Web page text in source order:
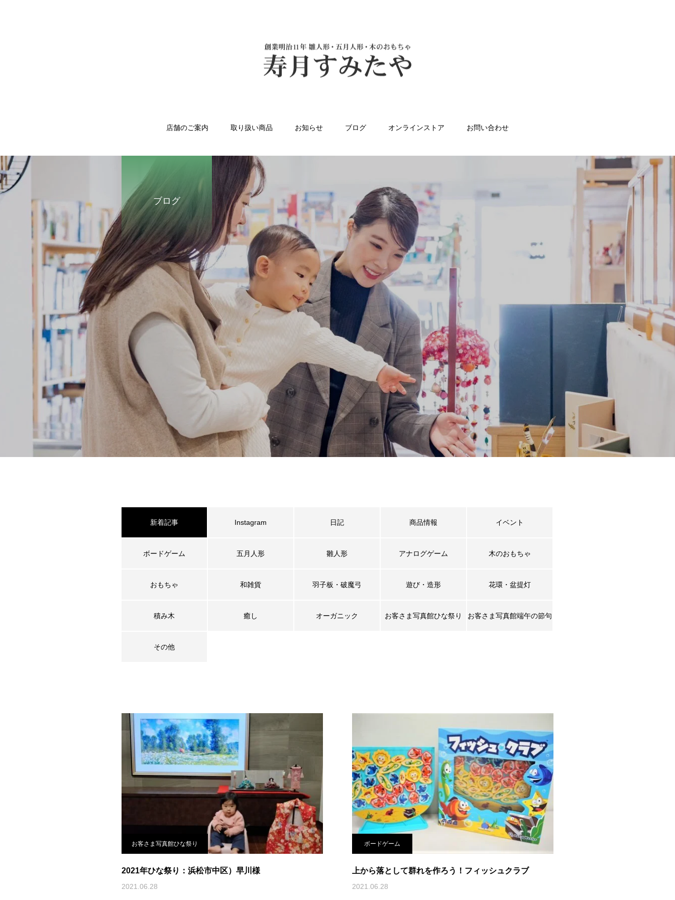
店舗のご案内 取り扱い商品 お知らせ ブログ オンラインストア お問い合わせ
ブログ
新着記事 Instagram 日記 商品情報 イベント
ボードゲーム 五月人形 雛人形 アナログゲーム 木のおもちゃ
おもちゃ 和雑貨 羽子板・破魔弓 遊び・造形 花環・盆提灯
積み木 癒し オーガニック お客さま写真館ひな祭り お客さま写真館端午の節句
その他
お客さま写真館ひな祭り
2021年ひな祭り：浜松市中区）早川様
2021.06.28
ボードゲーム
上から落として群れを作ろう！フィッシュクラブ
2021.06.28